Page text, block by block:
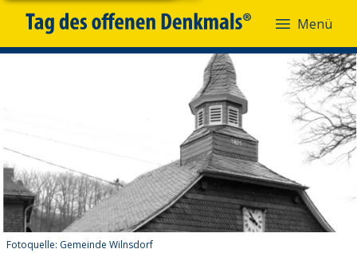
Menü
Fotoquelle: Gemeinde Wilnsdorf